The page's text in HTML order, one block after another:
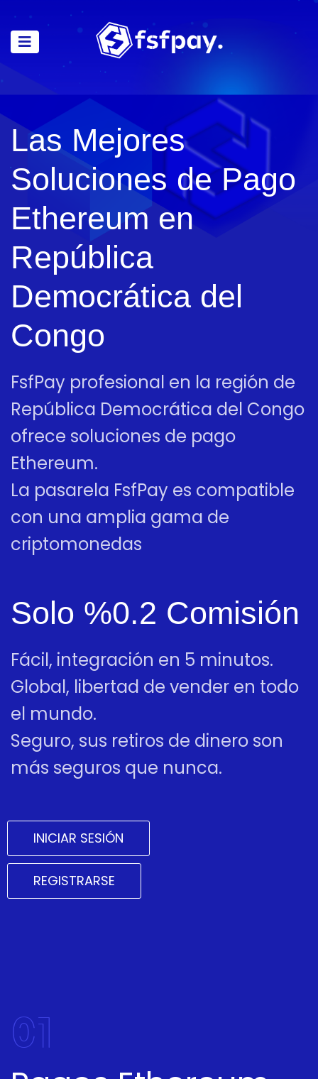
Las Mejores
Soluciones de Pago
Ethereum en
República
Democrática del
Congo
FsfPay profesional en la región de
República Democrática del Congo
ofrece soluciones de pago
Ethereum.
La pasarela FsfPay es compatible
con una amplia gama de
criptomonedas
Solo %0.2 Comisión
Fácil, integración en 5 minutos.
Global, libertad de vender en todo
el mundo.
Seguro, sus retiros de dinero son
más seguros que nunca.
INICIAR SESIÓN
REGISTRARSE
01